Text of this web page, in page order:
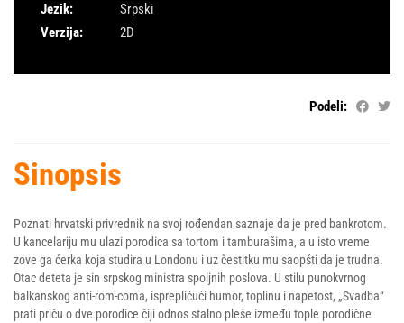
Jezik:
Srpski
Verzija:
2D
Podeli:
Sinopsis
Poznati hrvatski privrednik na svoj rođendan saznaje da je pred bankrotom.
U kancelariju mu ulazi porodica sa tortom i tamburašima, a u isto vreme
zove ga ćerka koja studira u Londonu i uz čestitku mu saopšti da je trudna.
Otac deteta je sin srpskog ministra spoljnih poslova. U stilu punokvrnog
balkanskog anti-rom-coma, ispreplićući humor, toplinu i napetost, „Svadba“
prati priču o dve porodice čiji odnos stalno pleše između tople porodične